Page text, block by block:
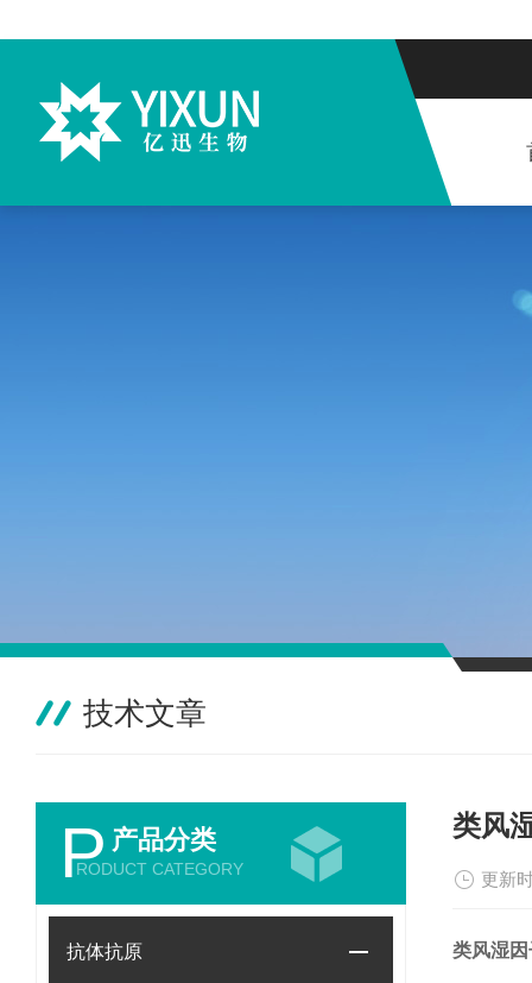
技术文章
P 产品分类
RODUCT CATEGORY
抗体抗原
类风
更新
类风湿